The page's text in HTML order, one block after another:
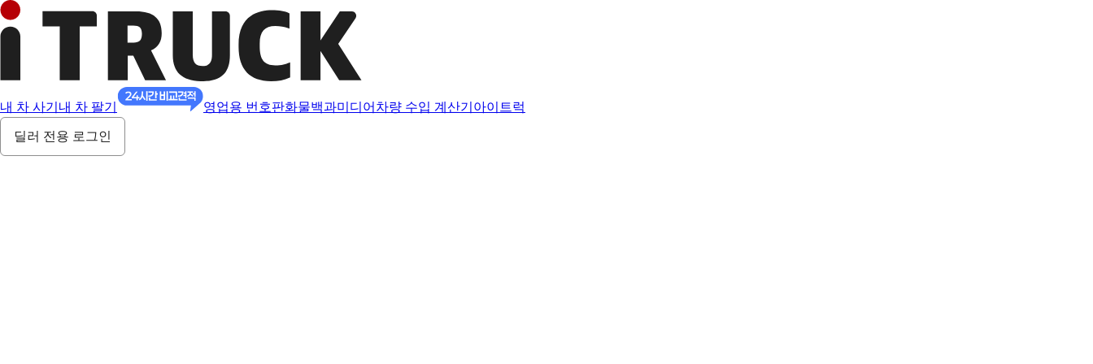
내 차 사기 내 차 팔기 영업용 번호판화물백과미디어 차량 수입 계산기 아이트럭
딜러 전용 로그인